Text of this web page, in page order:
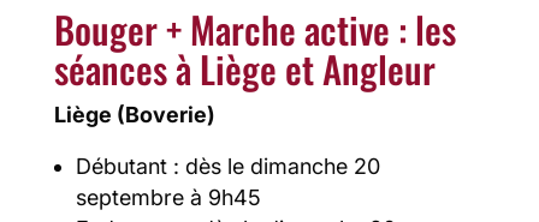
Bouger + Marche active : les
séances à Liège et Angleur
Liège (Boverie)
Débutant : dès le dimanche 20
septembre à 9h45